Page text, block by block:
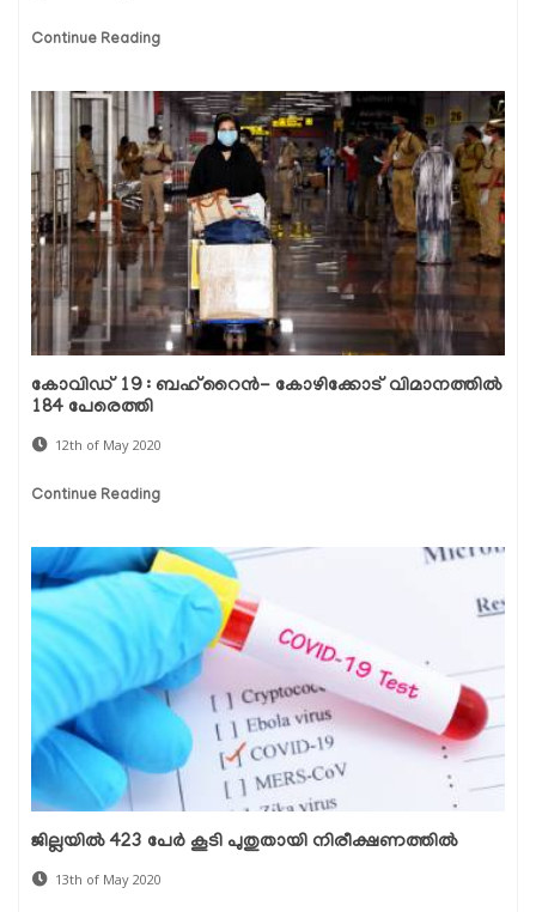
Continue Reading
കോവിഡ് 19 : ബഹ്റൈന്‍- കോഴിക്കോട് വിമാനത്തില്‍
184 പേരെത്തി
12th of May 2020
Continue Reading
ജില്ലയില്‍ 423 പേര്‍ കൂടി പുതുതായി നിരീക്ഷണത്തില്‍
13th of May 2020